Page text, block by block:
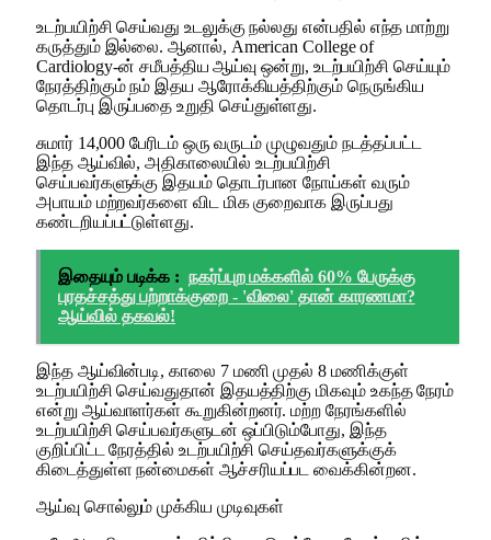
உடற்பயிற்சி செய்வது உடலுக்கு நல்லது என்பதில் எந்த மாற்று
கருத்தும் இல்லை. ஆனால், American College of
Cardiology-ன் சமீபத்திய ஆய்வு ஒன்று, உடற்பயிற்சி செய்யும்
நேரத்திற்கும் நம் இதய ஆரோக்கியத்திற்கும் நெருங்கிய
தொடர்பு இருப்பதை உறுதி செய்துள்ளது.
சுமார் 14,000 பேரிடம் ஒரு வருடம் முழுவதும் நடத்தப்பட்ட
இந்த ஆய்வில், அதிகாலையில் உடற்பயிற்சி
செய்பவர்களுக்கு இதயம் தொடர்பான நோய்கள் வரும்
அபாயம் மற்றவர்களை விட மிக குறைவாக இருப்பது
கண்டறியப்பட்டுள்ளது.
இதையும் படிக்க : நகர்ப்புற மக்களில் 60% பேருக்கு
புரதச்சத்து பற்றாக்குறை - 'விலை' தான் காரணமா?
ஆய்வில் தகவல்!
இந்த ஆய்வின்படி, காலை 7 மணி முதல் 8 மணிக்குள்
உடற்பயிற்சி செய்வதுதான் இதயத்திற்கு மிகவும் உகந்த நேரம்
என்று ஆய்வாளர்கள் கூறுகின்றனர். மற்ற நேரங்களில்
உடற்பயிற்சி செய்பவர்களுடன் ஒப்பிடும்போது, இந்த
குறிப்பிட்ட நேரத்தில் உடற்பயிற்சி செய்தவர்களுக்குக்
கிடைத்துள்ள நன்மைகள் ஆச்சரியப்பட வைக்கின்றன.
ஆய்வு சொல்லும் முக்கிய முடிவுகள்